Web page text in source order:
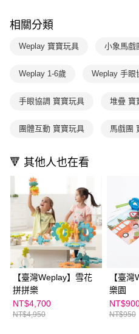
醒簡訊。
2.透過簡訊連結打開帳單後，可選擇「
帳／街口支付／iPASS MONEY」等
1.本服務係由「台灣大哥大股份有限
買賣價金債權讓與本公司後，依約使
由本公司與您本人進行分期帳單所需
１．於結帳方式選擇「AFTEE先享後
２．訂單成立數日內，您將收到繳費
ATM／網路銀行／等多元方式進行付
※ 請注意：結帳手續完成當下不需立
後付繳納相關費用。
是否繳費成功／繳費後需取消欲退款
客戶支援中心」 https://
【注意事項】
１．透過由恩沛科技股份有限公司提
易，需依本服務之必要範圍內提供個
權轉讓予恩沛科技股份有限公司。
２．關於個人資料處理事宜，請瀏覽
https://aftee.tw/terms/#terms3
３．未成年的使用者請事先徵得法定
「AFTEE先享後付」，若未經同意申
任。
４．使用「AFTEE先享後付」時，將
時審查核予不同之上限額度；若仍有
請求用戶進行身份認證。
５．嚴禁一人註冊多個帳號或使用他
恩沛科技股份有限公司將有權停止該
每筆NT$200
相關分類
Weplay 寶寶玩具 小象馬戲
Weplay 1-6歲 Weplay 手眼
手眼協調 寶寶玩具 堆疊 寶
團體互動 寶寶玩具 馬戲團
🔻 其他人也在看
【臺灣Weplay】雪花
拼拼樂
NT$4,700
NT$4,950
【臺
樂園
NT$950